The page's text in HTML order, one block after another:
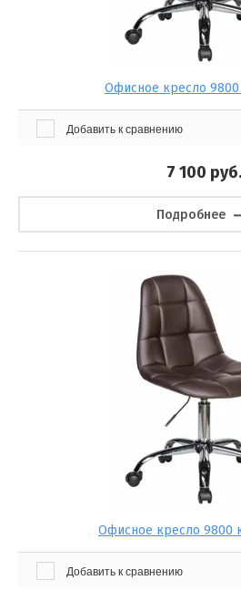
Офисное кресло
Добавить к сравнению
7 100 руб.
Подробнее
Офисное кресло 9800
Добавить к сравнению